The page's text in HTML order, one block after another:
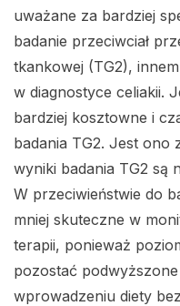
uważane za bardziej
badanie przeciwciał
tkankowej (TG2),
w diagnostyce celiakii.
bardziej kosztowne i
badania TG2. Jest ono
wyniki badania TG2 są
W przeciwieństwie do
mniej skuteczne w
terapii, ponieważ
pozostać
wprowadzeniu diety